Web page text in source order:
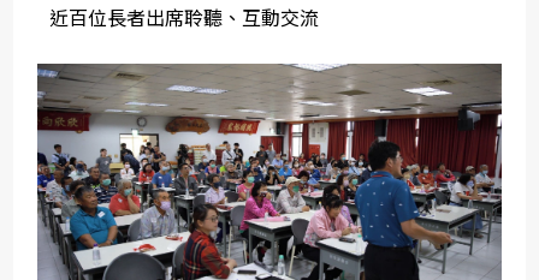
近百位長者出席聆聽、互動交流